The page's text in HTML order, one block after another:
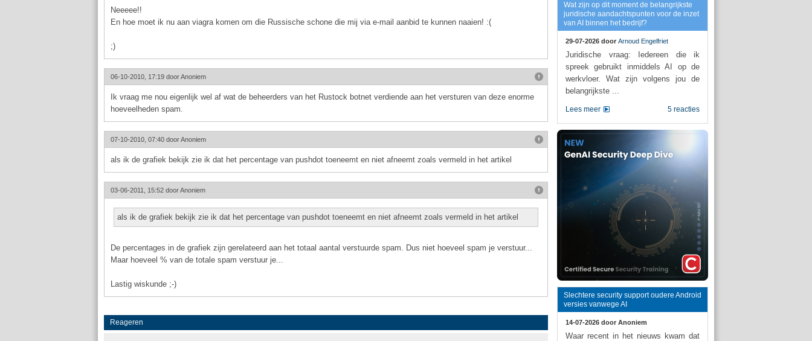
Neeeee!!
En hoe moet ik nu aan viagra komen om die Russische schone die mij via e-mail aanbid te kunnen naaien! :(
;)
06-10-2010, 17:19 doorAnoniem
Ik vraag me nou eigenlijk wel af wat de beheerders van het Rustock botnet verdiende aan het versturen van deze enorme
hoeveelheden spam.
07-10-2010, 07:40 doorAnoniem
als ik de grafiek bekijk zie ik dat het percentage van pushdot toeneemt en niet afneemt zoals vermeld in het artikel
03-06-2011, 15:52 doorAnoniem
als ik de grafiek bekijk zie ik dat het percentage van pushdot toeneemt en niet afneemt zoals vermeld in het artikel
De percentages in de grafiek zijn gerelateerd aan het totaal aantal verstuurde spam. Dus niet hoeveel spam je verstuur...
Maar hoeveel % van de totale spam verstuur je...
Lastig wiskunde ;-)
Reageren
Wat zijn op dit moment de belangrijkste
juridische aandachtspunten voor de inzet
van AI binnen het bedrijf?
29-07-2026 door Arnoud Engelfriet
Juridische vraag: Iedereen die ik
spreek gebruikt inmiddels AI op de
werkvloer. Wat zijn volgens jou de
belangrijkste ...
5 reacties
Lees meer
Slechtere security support oudere Android
versies vanwege AI
14-07-2026 door Anoniem
Waar recent in het nieuws kwam dat